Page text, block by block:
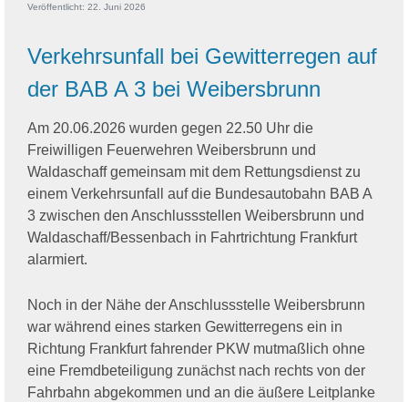
Veröffentlicht: 22. Juni 2026
Verkehrsunfall bei Gewitterregen auf
der BAB A 3 bei Weibersbrunn
Am 20.06.2026 wurden gegen 22.50 Uhr die
Freiwilligen Feuerwehren Weibersbrunn und
Waldaschaff gemeinsam mit dem Rettungsdienst zu
einem Verkehrsunfall auf die Bundesautobahn BAB A
3 zwischen den Anschlussstellen Weibersbrunn und
Waldaschaff/Bessenbach in Fahrtrichtung Frankfurt
alarmiert.
Noch in der Nähe der Anschlussstelle Weibersbrunn
war während eines starken Gewitterregens ein in
Richtung Frankfurt fahrender PKW mutmaßlich ohne
eine Fremdbeteiligung zunächst nach rechts von der
Fahrbahn abgekommen und an die äußere Leitplanke